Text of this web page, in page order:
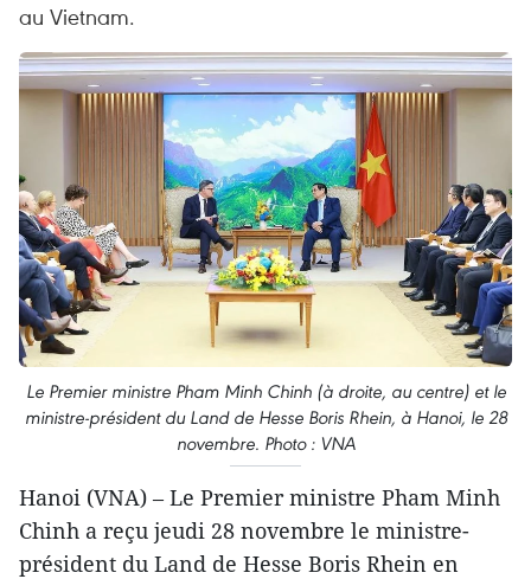
au Vietnam.
Le Premier ministre Pham Minh Chinh (à droite, au centre) et le
ministre-président du Land de Hesse Boris Rhein, à Hanoi, le 28
novembre. Photo : VNA
Hanoi (VNA) – Le Premier ministre Pham Minh
Chinh a reçu jeudi 28 novembre le ministre-
président du Land de Hesse Boris Rhein en